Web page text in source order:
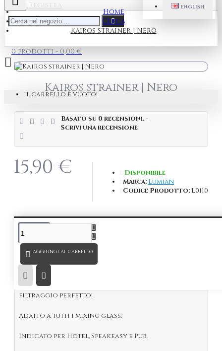
Registra ENGLISH
0 prodotti - 0,00 €
Il carrello è vuoto!
Home
Cerca
Kairos strainer | Nero
Kairos strainer | Nero
Basato su 0 recensioni.-
Scrivi una recensione
15,90 €
Disponibile
Marca: Lumian
Codice Prodotto: L0110
AGGIUNGI AL CARRELLO
DESCRIZIONE
Kairos Strainer Classico
placcatoNero.
Indispensabile per tutti i Bartender assicura un
filtraggio perfetto!
Adatto a tutti i mixing glass.
Indicato per Hotel, Speakeasy e Pub.